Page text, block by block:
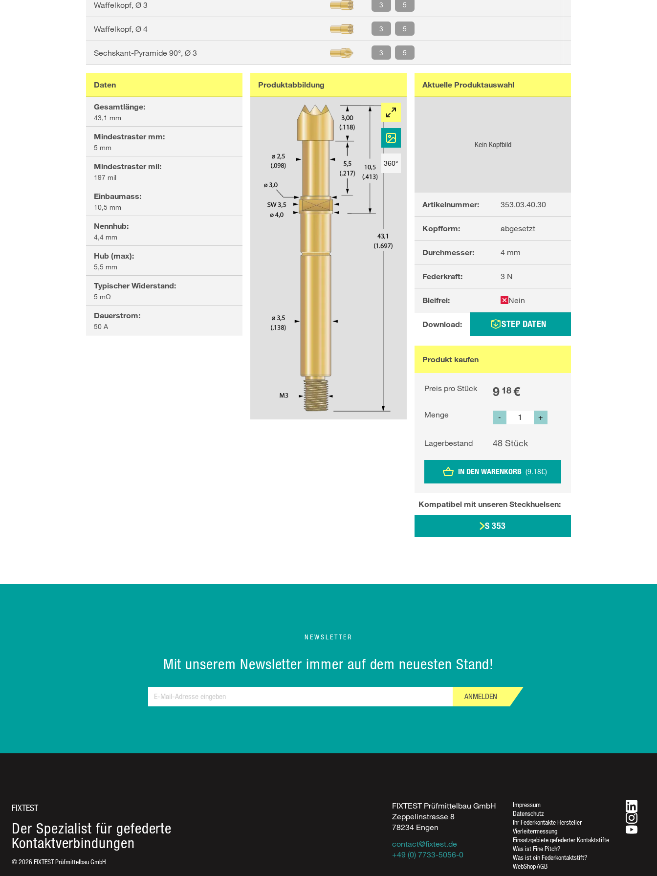
Rufen Sie uns an
07733-5056-0
07733-5056-17
Daten
Gesamtlänge:
43,1 mm
Mindestraster mm:
5 mm
Mindestraster mil:
197 mil
Einbaumass:
10,5 mm
Nennhub:
4,4 mm
Hub (max):
5,5 mm
Typischer Widerstand:
5 mΩ
Dauerstrom:
50 A
Waffelkopf, Ø 3 3 5
Waffelkopf, Ø 4 3 5
Sechskant-Pyramide 90°, Ø 3 3 5
Aktuelle Produktauswahl
Kein Kopfbild
Artikelnummer: 353.03.40.30
Kopfform: abgesetzt
Durchmesser: 4 mm
Federkraft: 3 N
Bleifrei: Nein
Download: STEP DATEN
Produkt kaufen
Preis pro Stück 9 18€
Menge - +
Lagerbestand 48 Stück
IN DEN WARENKORB (9.18€)
Kompatibel mit unseren Steckhuelsen:
S 353
Produktabbildung
360°
NEWSLETTER
Mit unserem Newsletter immer auf dem neuesten Stand!
ANMELDEN
FIXTEST
Der Spezialist für gefederte
Kontaktverbindungen
©2026FIXTEST Prüfmittelbau GmbH
FIXTEST Prüfmittelbau GmbH
Zeppelinstrasse 8
78234 Engen
contact@fixtest.de
+49 (0) 7733-5056-0
Impressum
Datenschutz
Ihr Federkontakte Hersteller
Vierleitermessung
Einsatzgebiete gefederter Kontaktstifte
Was ist Fine Pitch?
Was ist ein Federkontaktstift?
WebShop AGB